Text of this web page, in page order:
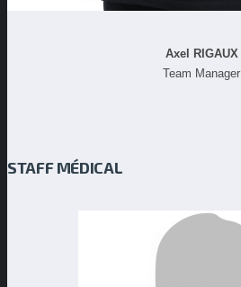
Axel RIGAUX
Team Manager
STAFF MÉDICAL